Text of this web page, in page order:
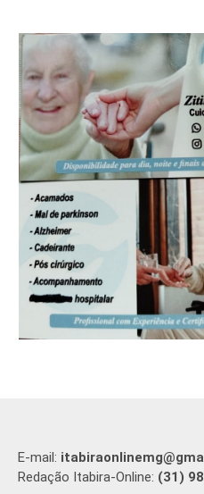
E-mail:
Redação Itabira-Online: (31)